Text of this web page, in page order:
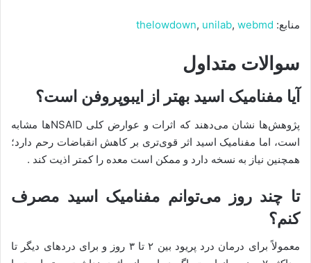
منابع: thelowdown, unilab, webmd
سوالات متداول
آیا مفنامیک اسید بهتر از ایبوپروفن است؟
پژوهش‌ها نشان می‌دهند که اثرات و عوارض کلی NSAIDها مشابه
است، اما مفنامیک اسید اثر قوی‌تری بر کاهش انقباضات رحم دارد؛
همچنین نیاز به نسخه دارد و ممکن است معده را کمتر اذیت کند .
تا چند روز می‌توانم مفنامیک اسید مصرف
کنم؟
معمولاً برای درمان درد پریود بین ۲ تا ۳ روز و برای دردهای دیگر تا